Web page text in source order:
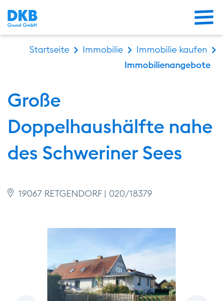
Startseite Immobilie
Immobilie kaufen
Immobilienangebote
Große
Doppelhaushälfte nahe
des Schweriner Sees
19067 RETGENDORF | 020/18379